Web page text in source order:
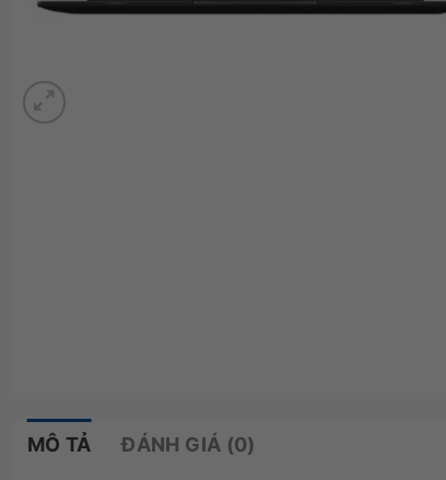
MÔ TẢ ĐÁNH GIÁ (0)